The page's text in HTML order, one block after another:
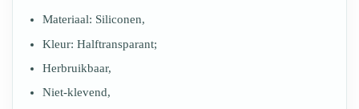
Materiaal: Siliconen,
Kleur: Halftransparant;
Herbruikbaar,
Niet-klevend,